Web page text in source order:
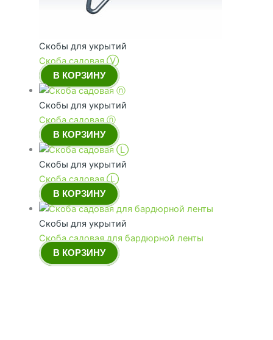
Скобы для укрытий
Скоба садовая Ⓥ
В КОРЗИНУ
Скобы для укрытий
Скоба садовая ⓝ
В КОРЗИНУ
Скобы для укрытий
Скоба садовая Ⓛ
В КОРЗИНУ
Скобы для укрытий
Скоба садовая для бардюрной ленты
В КОРЗИНУ